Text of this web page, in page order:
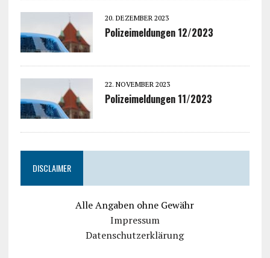
20. DEZEMBER 2023
Polizeimeldungen 12/2023
22. NOVEMBER 2023
Polizeimeldungen 11/2023
DISCLAIMER
Alle Angaben ohne Gewähr
Impressum
Datenschutzerklärung